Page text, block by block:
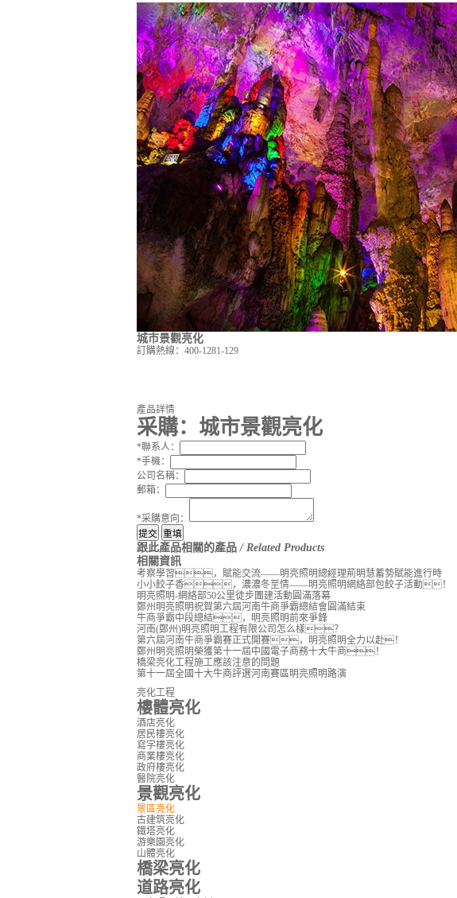
城市景觀亮化
訂購熱線： 400-1281-129
產品詳情
采購： 城市景觀亮化
*聯系人：
*手機：
公司名稱：
郵箱：
*采購意向：
跟此產品相關的產品/ Related Products
相關資訊
考察學習，賦能交流——明亮照明總經理荊明慧蓄勢賦能進行時
小小餃子香，濃濃冬至情——明亮照明網絡部包餃子活動！
明亮照明-網絡部50公里徒步團建活動圓滿落幕
鄭州明亮照明祝賀第六屆河南牛商爭霸總結會圓滿結束
牛商爭霸中段總結，明亮照明前來爭鋒
河南(鄭州)明亮照明工程有限公司怎么樣？
第六屆河南牛商爭霸賽正式開賽，明亮照明全力以赴！
鄭州明亮照明榮獲第十一屆中國電子商務十大牛商！
橋梁亮化工程施工應該注意的問題
第十一屆全國十大牛商評選河南賽區明亮照明路演
亮化工程
樓體亮化
酒店亮化
居民樓亮化
寫字樓亮化
商業樓亮化
政府樓亮化
醫院亮化
景觀亮化
景區亮化
古建筑亮化
鐵塔亮化
游樂園亮化
山體亮化
橋梁亮化
道路亮化